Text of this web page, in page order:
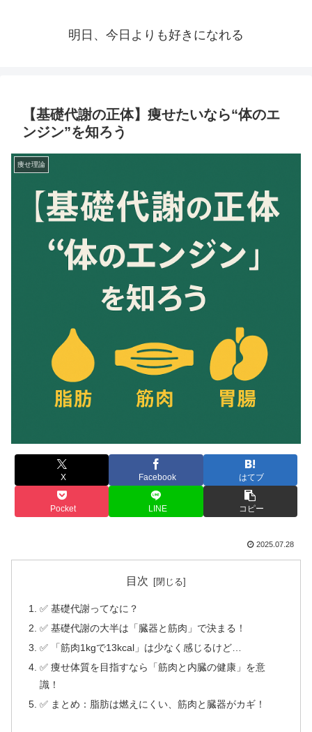
明日、今日よりも好きになれる
【基礎代謝の正体】痩せたいなら“体のエ
ンジン”を知ろう
痩せ理論
X Facebook はてブ
Pocket LINE コピー
2025.07.28
目次
✅ 基礎代謝ってなに？
✅ 基礎代謝の大半は「臓器と筋肉」で決まる！
✅ 「筋肉1kgで13kcal」は少なく感じるけど…
✅ 痩せ体質を目指すなら「筋肉と内臓の健康」を意
識！
✅ まとめ：脂肪は燃えにくい、筋肉と臓器がカギ！